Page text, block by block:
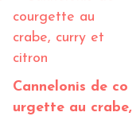
Cannelonis de co
urgette au crabe,